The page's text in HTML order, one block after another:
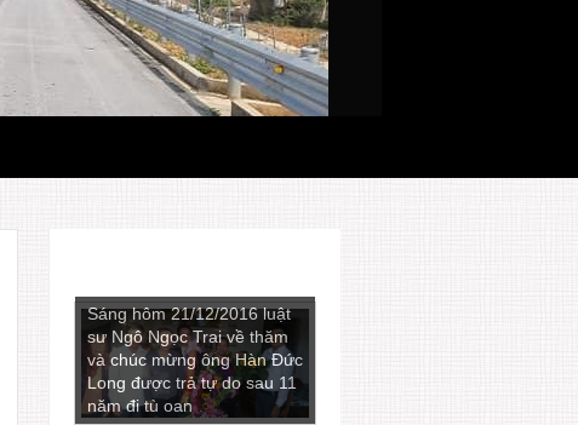
Sáng hôm 21/12/2016 luật
sư Ngô Ngọc Trai về thăm
và chúc mừng ông Hàn Đức
Long được trả tự do sau 11
năm đi tù oan